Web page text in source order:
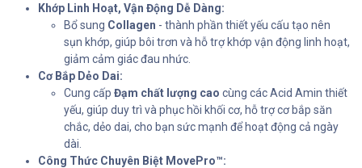
Khớp Linh Hoạt, Vận Động Dễ Dàng:
Bổ sung Collagen - thành phần thiết yếu cấu tạo nên
sụn khớp, giúp bôi trơn và hỗ trợ khớp vận động linh hoạt,
giảm cảm giác đau nhức.
Cơ Bắp Dẻo Dai:
Cung cấp Đạm chất lượng cao cùng các Acid Amin thiết
yếu, giúp duy trì và phục hồi khối cơ, hỗ trợ cơ bắp săn
chắc, dẻo dai, cho bạn sức mạnh để hoạt động cả ngày
dài.
Công Thức Chuyên Biệt MovePro™: